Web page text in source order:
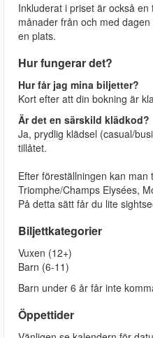
Inkluderat i priset är också
månader från och med
en plats.
Hur fungerar det?
Hur får jag mina biljetter?
Kort efter att din bokning är
Är det en särskild klädkod?
Ja, prydlig klädsel (casual/
tillåtet.
Efter föreställningen kan
Triomphe/Champs Elysées,
På detta sätt får du lite
Biljettkategorier
Vuxen (12+)
Barn (6-11)
Barn under 6 år får inte
Öppettider